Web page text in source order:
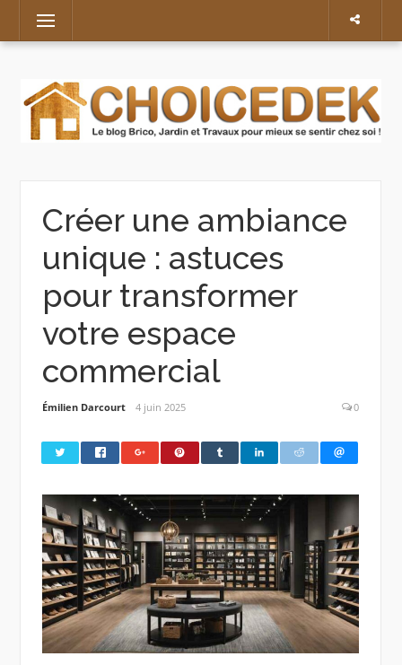
content
Menu
Créer une ambiance
unique : astuces
pour transformer
votre espace
commercial
Émilien Darcourt 4 juin 2025 0